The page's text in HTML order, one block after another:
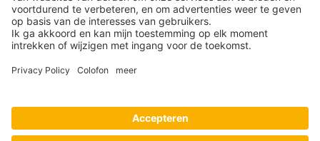
Voorwaarden
Impressum